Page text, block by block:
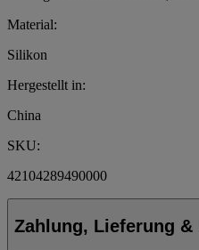
Material:
Silikon
Hergestellt in:
China
SKU:
42104289490000
Zahlung, Lieferung &